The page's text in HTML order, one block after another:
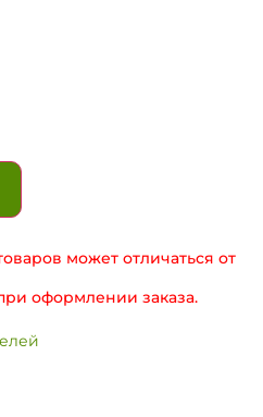
может отличаться от
оформлении заказа.